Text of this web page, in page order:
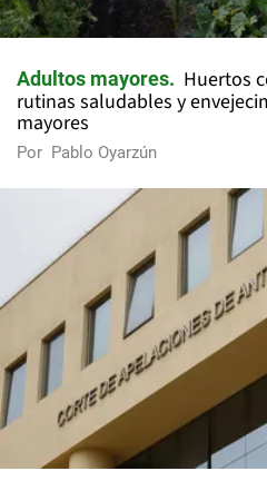
Adultos mayores
Huertos
rutinas saludables y
mayores
Por Pablo Oyarzún